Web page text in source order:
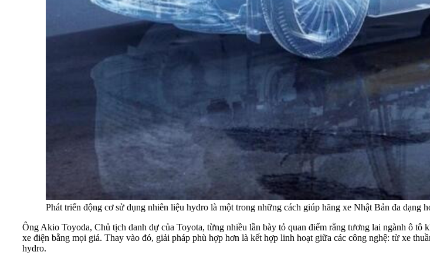
Phát triển động cơ sử dụng nhiên liệu hydro là một trong những cách giúp hãng xe Nhật Bản đa dạng
Ông Akio Toyoda, Chủ tịch danh dự của Toyota, từng nhiều lần bày tỏ quan điểm rằng tương lai ngành ô
xe điện bằng mọi giá. Thay vào đó, giải pháp phù hợp hơn là kết hợp linh hoạt giữa các công nghệ: từ xe
hydro.